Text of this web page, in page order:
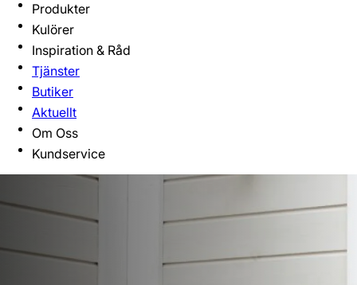
Produkter
Kulörer
Inspiration & Råd
Tjänster
Butiker
Aktuellt
Om Oss
Kundservice